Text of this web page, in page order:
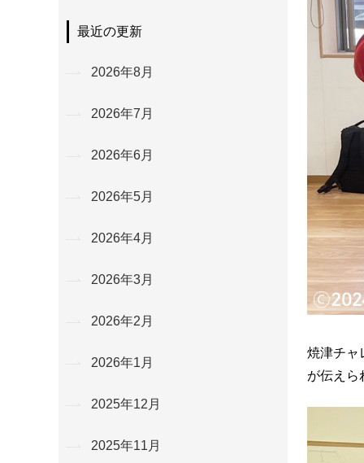
焼津チャ
が伝えら
最近の更新
2026年8月
2026年7月
2026年6月
2026年5月
2026年4月
2026年3月
2026年2月
2026年1月
2025年12月
2025年11月